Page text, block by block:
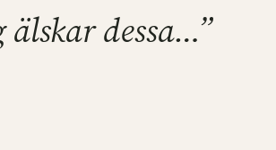
dessa…”